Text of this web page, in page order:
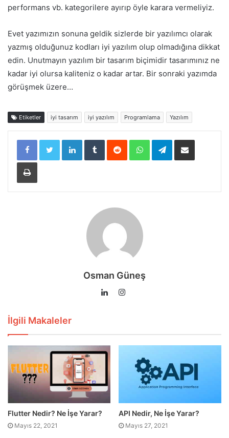
performans vb. kategorilere ayırıp öyle karara vermeliyiz.
Evet yazımızın sonuna geldik sizlerde bir yazılımcı olarak
yazmış olduğunuz kodları iyi yazılım olup olmadığına dikkat
edin. Unutmayın yazılım bir tasarım biçimidir tasarımınız ne
kadar iyi olursa kaliteniz o kadar artar. Bir sonraki yazımda
görüşmek üzere…
Etiketler iyi tasarım iyi yazılım Programlama Yazılım
LinkedInTumblrReddit WhatsAppTelegramE-Posta ile paylaş
Yazdır
Osman Güneş
Instagram
İlgili Makaleler
Flutter Nedir? Ne İşe Yarar?
Mayıs 22, 2021
API Nedir, Ne İşe Yarar?
Mayıs 27, 2021